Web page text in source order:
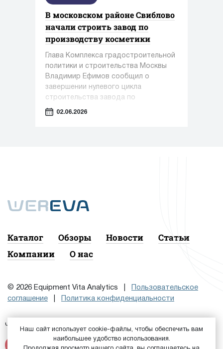
В московском районе Свиблово
начали строить завод по
производству косметики
Глава Комплекса градостроительной
политики и строительства Москвы
Владимир Ефимов сообщил о
завершении нулевого цикла
строительства завода по
производству косметики и упаковки в
02.06.2026
Каталог Обзоры Новости
Статьи
Компании
О нас
© 2026 Equipment Vita Analytics |
Пользовательское
соглашение
Политика конфиденциальности
Чтобы подписаться на рассылку, сначала Войдите или
Зарегистрируйтесь
Наш сайт использует cookie-файлы, чтобы обеспечить вам
наибольшее удобство использования.